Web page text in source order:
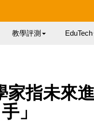
教學評測 EduTech
家指未來
手」